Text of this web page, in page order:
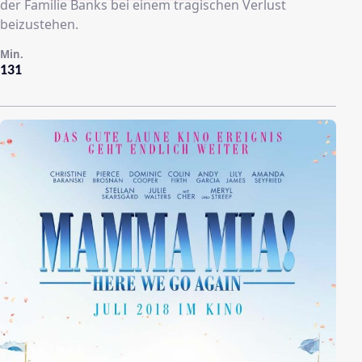
der Familie Banks bei einem tragischen Verlust
beizustehen.
131
Min.